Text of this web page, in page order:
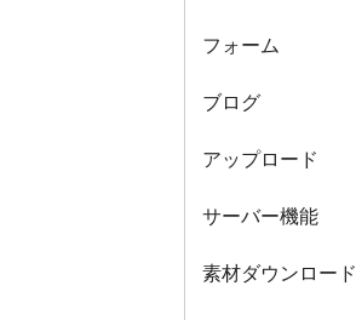
フォーム
ブログ
アップロード
サーバー機能
素材ダウンロード